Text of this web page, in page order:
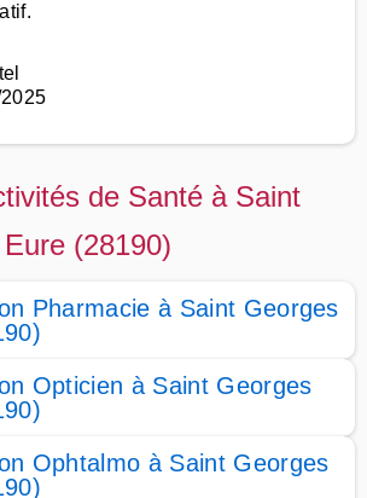
de Santé à Saint
(28190)
Pharmacie à Saint Georges
Opticien à Saint Georges
Ophtalmo à Saint Georges